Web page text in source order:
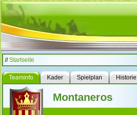
//Startseite
Teaminfo Kader Spielplan Historie
Montaneros